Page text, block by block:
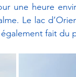
une heure
Le lac
fait du